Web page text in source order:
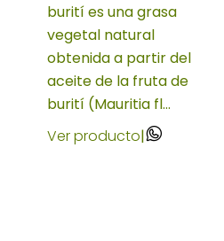
burití es una grasa
vegetal natural
obtenida a partir del
aceite de la fruta de
burití (Mauritia fl...
Ver producto|